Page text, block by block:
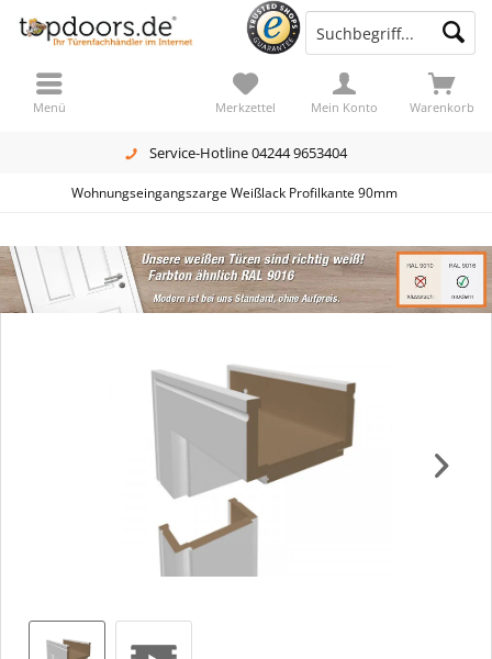
Service-Hotline 04244 9653404
Warenkorb
Merkzettel Mein Konto
Menü
Wohnungseingangszarge Weißlack Profilkante 90mm